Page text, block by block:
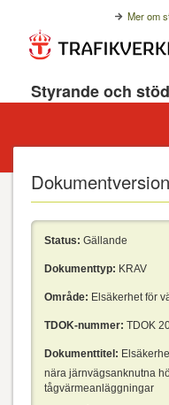
Mer om
Styrande och
Status: Gällande
Dokumenttyp: KRAV
Område: Elsäkerhet för
TDOK-nummer: TDOK
Dokumenttitel:
nära järnvägsanknutna
tågvärmeanläggningar